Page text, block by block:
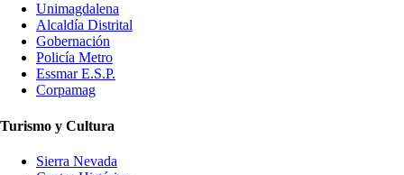
Unimagdalena
Alcaldía Distrital
Gobernación
Policía Metro
Essmar E.S.P.
Corpamag
Turismo y Cultura
Sierra Nevada